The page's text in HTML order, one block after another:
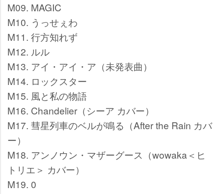
M09. MAGIC
M10. うっせぇわ
M11. 行方知れず
M12. ルル
M13. アイ・アイ・ア（未発表曲）
M14. ロックスター
M15. 風と私の物語
M16. Chandelier（シーア カバー）
M17. 彗星列車のベルが鳴る（After the Rain カバ
ー）
M18. アンノウン・マザーグース（wowaka＜ヒ
トリエ＞ カバー）
M19. 0